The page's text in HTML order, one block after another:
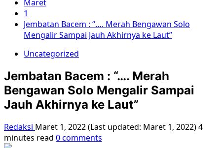
Maret
1
Jembatan Bacem : “…. Merah Bengawan Solo
Mengalir Sampai Jauh Akhirnya ke Laut”
Uncategorized
Jembatan Bacem : “…. Merah
Bengawan Solo Mengalir Sampai
Jauh Akhirnya ke Laut”
Redaksi Maret 1, 2022 (Last updated: Maret 1, 2022)4
minutes read 0 comments